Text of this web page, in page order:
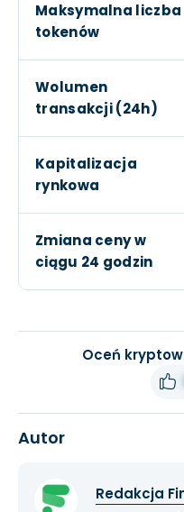
Maksymalna liczba
tokenów
Wolumen
transakcji (24h)
Kapitalizacja
rynkowa
Zmiana ceny w
ciągu 24 godzin
Oceń
Autor
Redakcja